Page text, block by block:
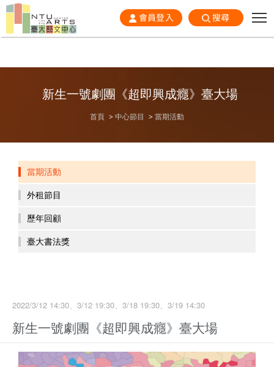
會員登入 搜尋
新生一號劇團《超即興成癮》臺大場
首頁 中心節目 當期活動
當期活動
外租節目
歷年回顧
臺大書法獎
2022/3/12 14:30、3/12 19:30、3/18 19:30、3/19 14:30
新生一號劇團《超即興成癮》臺大場